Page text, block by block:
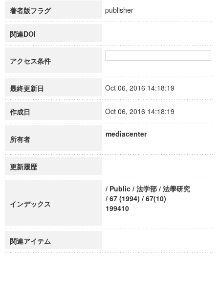
著者版フラグ publisher
関連DOI
アクセス条件
最終更新日 Oct 06, 2016 14:18:19
作成日 Oct 06, 2016 14:18:19
所有者
mediacenter
更新履歴
インデックス
/ Public / 法学部 / 法學研究
/ 67 (1994) / 67(10)
199410
関連アイテム